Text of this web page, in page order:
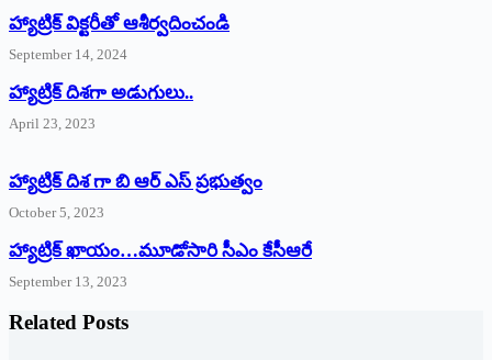
హ్యాట్రిక్‌ ‌విక్టరీతో ఆశీర్వదించండి
September 14, 2024
‌హ్యాట్రిక్‌ ‌దిశగా అడుగులు..
April 23, 2023
హ్యాట్రిక్ దిశ గా బి ఆర్ ఎస్ ప్రభుత్వం
October 5, 2023
హ్యాట్రిక్‌ ‌ఖాయం…మూడోసారి సీఎం కేసీఆరే
September 13, 2023
Related Posts